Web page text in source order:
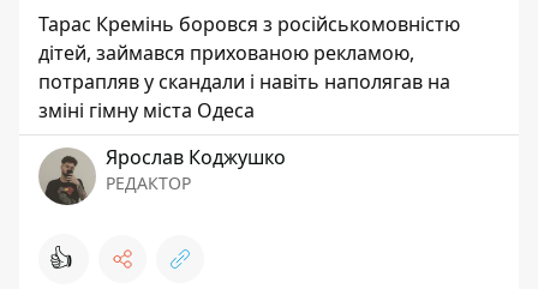
Тарас Кремінь боровся з російськомовністю
дітей, займався прихованою рекламою,
потрапляв у скандали і навіть наполягав на
зміні гімну міста Одеса
Ярослав Коджушко
РЕДАКТОР
👍